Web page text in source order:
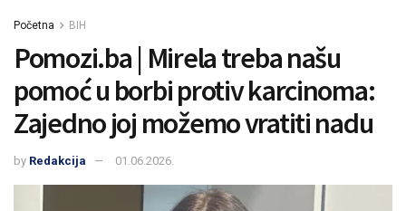
Početna BIH
Pomozi.ba | Mirela treba našu
pomoć u borbi protiv karcinoma:
Zajedno joj možemo vratiti nadu
by Redakcija 01.06.2026.